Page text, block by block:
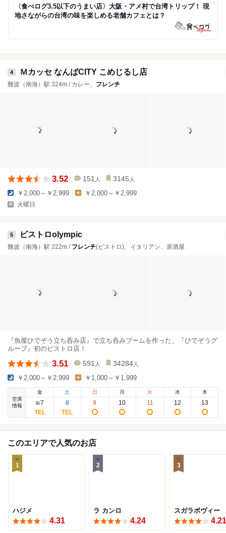
〈食べログ3.5以下のうまい店〉大阪・アメ村で台湾トリップ！ 現
地さながらの台湾の味を楽しめる老舗カフェとは？
4 Ｍカッセ なんばCITY こめじるし店
難波（南海）駅 324m / カレー、 フレンチ
3.52 151 人 3145 人
￥2,000～￥2,999 ￥2,000～￥2,999
火曜日
5 ビストロolympic
難波（南海）駅 222m / フレンチ(ビストロ)、イタリアン、居酒屋
『魚屋ひでぞう立ち呑み店』で立ち呑みブームを作った、『ひでぞうグ
ループ』初のビストロ店！
3.51 591 人 34284 人
￥2,000～￥2,999 ￥1,000～￥1,999
空席
情報
金
8/7
土
8
日
9
月
10
火
11
水
12
木
13
このエリアで人気のお店
1
ハジメ
4.31
2
ラ カンロ
4.24
3
スガラボヴィー
4.21